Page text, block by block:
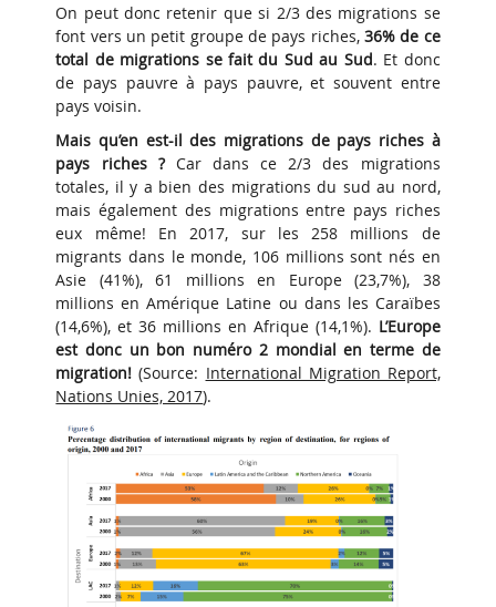
On peut donc retenir que si 2/3 des migrations se
font vers un petit groupe de pays riches, 36% de ce
total de migrations se fait du Sud au Sud. Et donc
de pays pauvre à pays pauvre, et souvent entre
pays voisin.
Mais qu’en est-il des migrations de pays riches à
pays riches ?Car dans ce 2/3 des migrations
totales, il y a bien des migrations du sud au nord,
mais également des migrations entre pays riches
eux même! En 2017, sur les 258 millions de
migrants dans le monde, 106 millions sont nés en
Asie (41%), 61 millions en Europe (23,7%), 38
millions en Amérique Latine ou dans les Caraïbes
(14,6%), et 36 millions en Afrique (14,1%). L’Europe
est donc un bon numéro 2 mondial en terme de
migration! (Source: International Migration Report,
Nations Unies, 2017).